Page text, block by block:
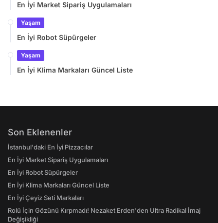
En İyi Market Sipariş Uygulamaları
Yaşam
En İyi Robot Süpürgeler
Yaşam
En İyi Klima Markaları Güncel Liste
Son Eklenenler
İstanbul'daki En İyi Pizzacılar
En İyi Market Sipariş Uygulamaları
En İyi Robot Süpürgeler
En İyi Klima Markaları Güncel Liste
En İyi Çeyiz Seti Markaları
Rolü İçin Gözünü Kırpmadı! Nezaket Erden'den Ultra Radikal İmaj
Değişikliği